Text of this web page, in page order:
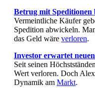
Betrug mit Speditionen
Vermeintliche Käufer
Spedition abwickeln.
das Geld wäre verloren.
Investor erwartet
Seit seinen
Wert verloren. Doch
Dynamik am Markt.